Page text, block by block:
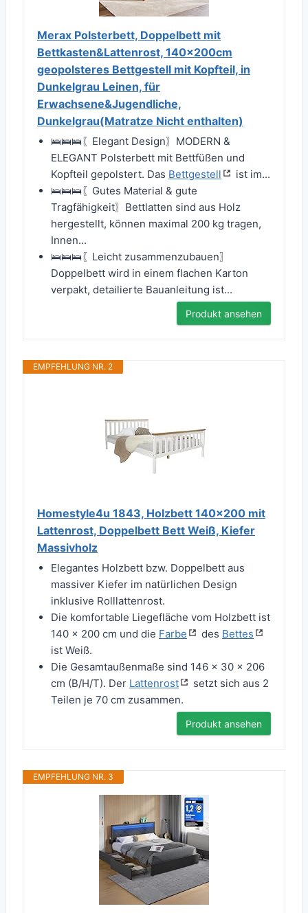
Merax Polsterbett, Doppelbett mit
Bettkasten&Lattenrost, 140x200cm
geopolsteres Bettgestell mit Kopfteil, in
Dunkelgrau Leinen, für
Erwachsene&Jugendliche,
Dunkelgrau(Matratze Nicht enthalten)
🛌🛌🛌〖Elegant Design〗MODERN &
ELEGANT Polsterbett mit Bettfüßen und
Kopfteil gepolstert. Das Bettgestell
ist im...
🛌🛌🛌〖Gutes Material & gute
Tragfähigkeit〗Bettlatten sind aus Holz
hergestellt, können maximal 200 kg tragen,
Innen...
🛌🛌🛌〖Leicht zusammenzubauen〗
Doppelbett wird in einem flachen Karton
verpakt, detailierte Bauanleitung ist...
Produkt ansehen
EMPFEHLUNG NR. 2
Homestyle4u 1843, Holzbett 140x200 mit
Lattenrost, Doppelbett Bett Weiß, Kiefer
Massivholz
Elegantes Holzbett bzw. Doppelbett aus
massiver Kiefer im natürlichen Design
inklusive Rolllattenrost.
Die komfortable Liegefläche vom Holzbett ist
140 x 200 cm und die Farbe des Bettes
ist Weiß.
Die Gesamtaußenmaße sind 146 x 30 x 206
cm (B/H/T). Der Lattenrost
setzt sich aus 2
Teilen je 70 cm zusammen.
Produkt ansehen
EMPFEHLUNG NR. 3